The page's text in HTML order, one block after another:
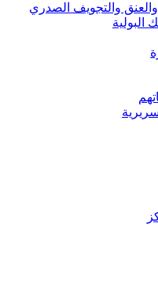
والتجويف الصدري
البولية